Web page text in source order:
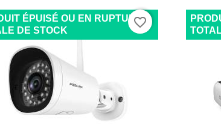
ÉPUISÉ OU EN RUPTURE
DE STOCK
favorite_border